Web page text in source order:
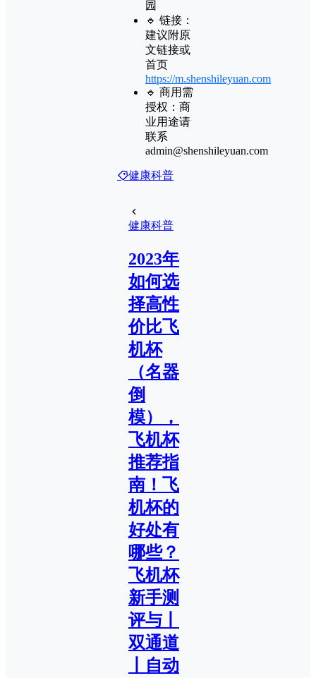
园
🔹 链接：
建议附原
文链接或
首页
https://m.shenshileyuan.com
🔹 商用需
授权：商
业用途请
联系
admin@shenshileyuan.com
健康科普
健康科普
2023年
如何选
择高性
价比飞
机杯
（名器
倒
模），
飞机杯
推荐指
南！飞
机杯的
好处有
哪些？
飞机杯
新手测
评与丨
双通道
丨自动